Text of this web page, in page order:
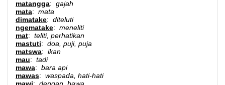
matangga: gajah
mata: mata
dimatake: diteluti
ngematake: meneliti
mat: teliti, perhatikan
mastuti: doa, puji, puja
matswa: ikan
mau: tadi
mawa: bara api
mawas: waspada, hati-hati